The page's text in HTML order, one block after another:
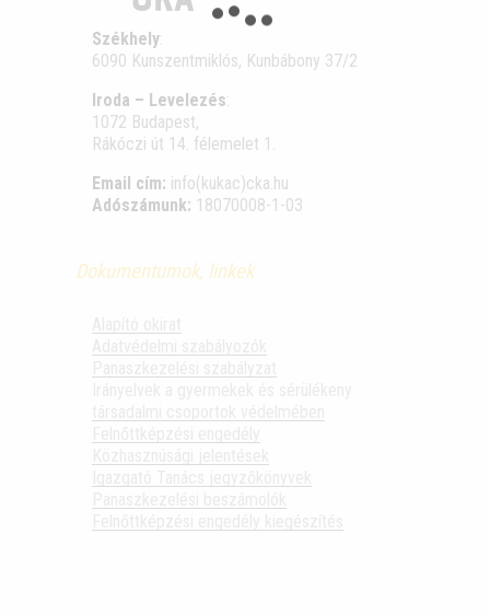
Székhely:
6090 Kunszentmiklós, Kunbábony 37/2
Iroda – Levelezés:
1072 Budapest,
Rákóczi út 14. félemelet 1.
Email cím: info(kukac)cka.hu
Adószámunk: 18070008-1-03
Dokumentumok, linkek